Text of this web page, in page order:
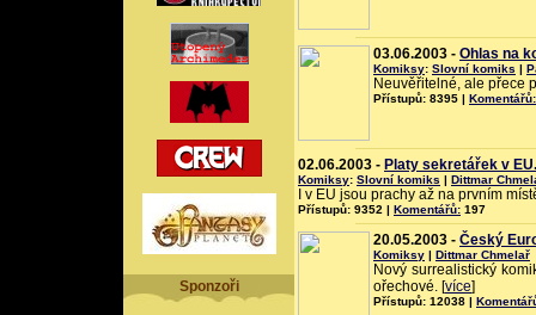
Sponzoři
03.06.2003 - Ohlas na
Komiksy: Slovní komiks |
Neuvěřitelné, ale přece
Přístupů: 8395 | Komentářů:
02.06.2003 - Platy sekretářek v EU.
Komiksy: Slovní komiks | Dittmar
I v EU jsou prachy až na prvním
Přístupů: 9352 | Komentářů: 197
20.05.2003 - Český
Komiksy | Dittmar Chmelař
Nový surrealistický
ořechové. [více]
Přístupů: 12038 |